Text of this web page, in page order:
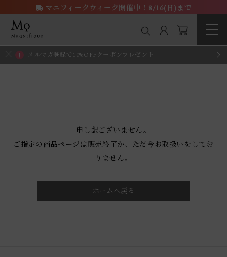
メルマガ登録で10%OFFクーポンプレゼント
マニフィークウィーク開催中！8/16(日)まで
申し訳ございません。
ご指定の商品ページは販売終了か、ただ今お取扱いをしてお
りません。
ホームへ戻る